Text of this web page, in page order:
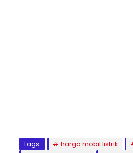
Tags: harga mobil listrik